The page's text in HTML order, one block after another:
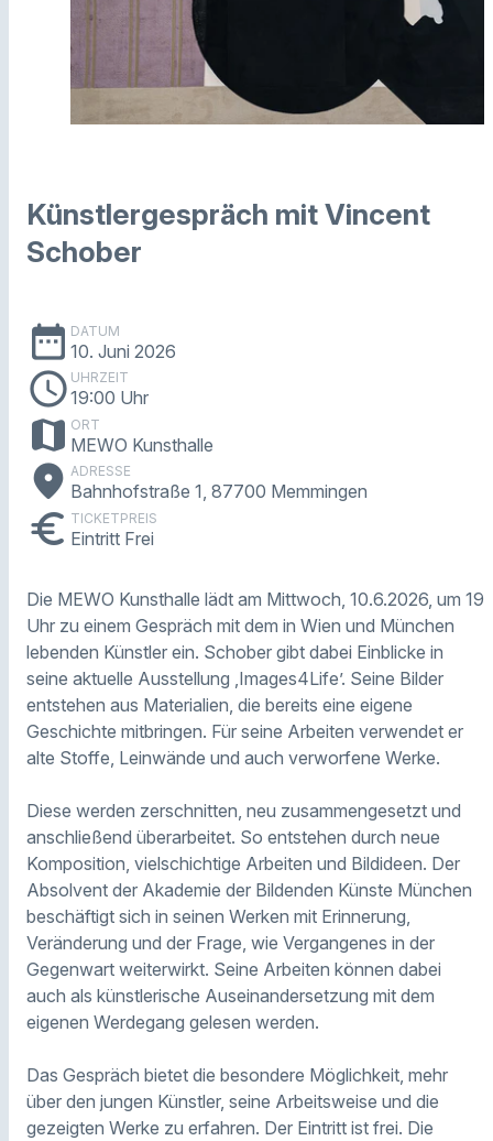
Künstlergespräch mit Vincent
Schober
date_range DATUM
10. Juni 2026
schedule UHRZEIT
19:00 Uhr
map ORT
MEWO Kunsthalle
place ADRESSE
Bahnhofstraße 1, 87700 Memmingen
euro TICKETPREIS
Eintritt Frei
Die MEWO Kunsthalle lädt am Mittwoch, 10.6.2026, um 19
Uhr zu einem Gespräch mit dem in Wien und München
lebenden Künstler ein. Schober gibt dabei Einblicke in
seine aktuelle Ausstellung ‚Images4Life’. Seine Bilder
entstehen aus Materialien, die bereits eine eigene
Geschichte mitbringen. Für seine Arbeiten verwendet er
alte Stoffe, Leinwände und auch verworfene Werke.
Diese werden zerschnitten, neu zusammengesetzt und
anschließend überarbeitet. So entstehen durch neue
Komposition, vielschichtige Arbeiten und Bildideen. Der
Absolvent der Akademie der Bildenden Künste München
beschäftigt sich in seinen Werken mit Erinnerung,
Veränderung und der Frage, wie Vergangenes in der
Gegenwart weiterwirkt. Seine Arbeiten können dabei
auch als künstlerische Auseinandersetzung mit dem
eigenen Werdegang gelesen werden.
Das Gespräch bietet die besondere Möglichkeit, mehr
über den jungen Künstler, seine Arbeitsweise und die
gezeigten Werke zu erfahren. Der Eintritt ist frei. Die